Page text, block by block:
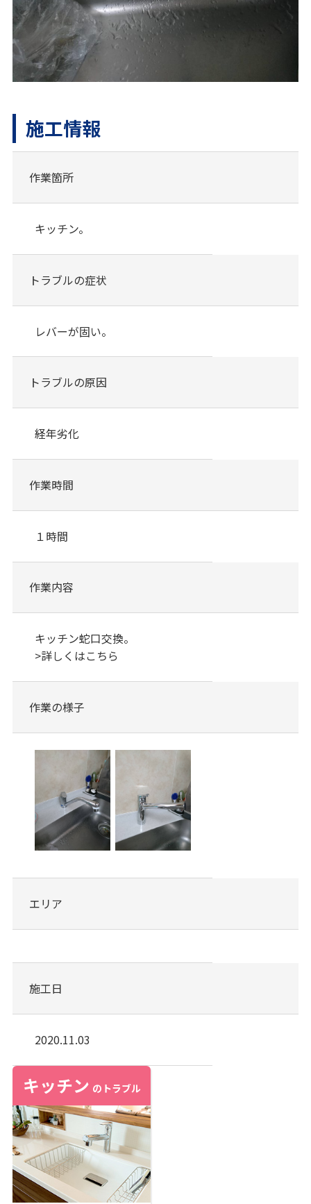
施工情報
作業箇所
キッチン。
トラブルの症状
レバーが固い。
トラブルの原因
経年劣化
作業時間
１時間
作業内容
キッチン蛇口交換。
>詳しくはこちら
作業の様子
エリア
施工日
2020.11.03
キッチン のトラブル